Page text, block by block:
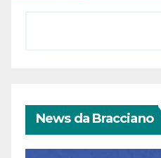
News da Bracciano